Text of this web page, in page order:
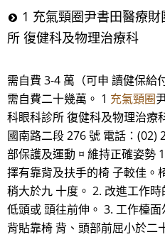
1 充氣頸圈尹書田醫療
所 復健科及物理治療科
需自費 3-4 萬（可申 讀健保給
需自費二十幾萬。 1 充氣頸圈
科眼科診所 復健科及物理治療
國南路二段 276 號 電話：(02)
部保護及運動 ¤ 維持正確姿勢
擇有靠背及扶手的椅 子較佳。
稍大於九 十度。 2. 改進工作
低頭或 頭往前伸。 3. 工作檯
背貼靠椅 背、頭部前屈小於二